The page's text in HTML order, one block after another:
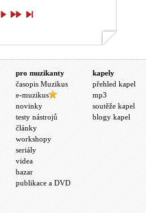
pro muzikanty
časopis Muzikus
e-muzikus
novinky
testy nástrojů
články
workshopy
seriály
videa
bazar
publikace a DVD
kapely
přehled kapel
mp3
soutěže kapel
blogy kapel